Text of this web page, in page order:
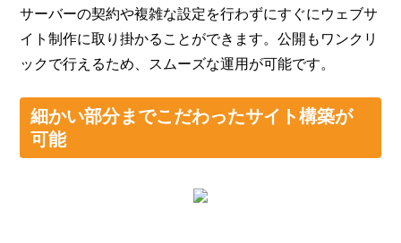
サーバーの契約や複雑な設定を行わずにすぐにウェブサ
イト制作に取り掛かることができます。公開もワンクリ
ックで行えるため、スムーズな運用が可能です。
細かい部分までこだわったサイト構築が
可能